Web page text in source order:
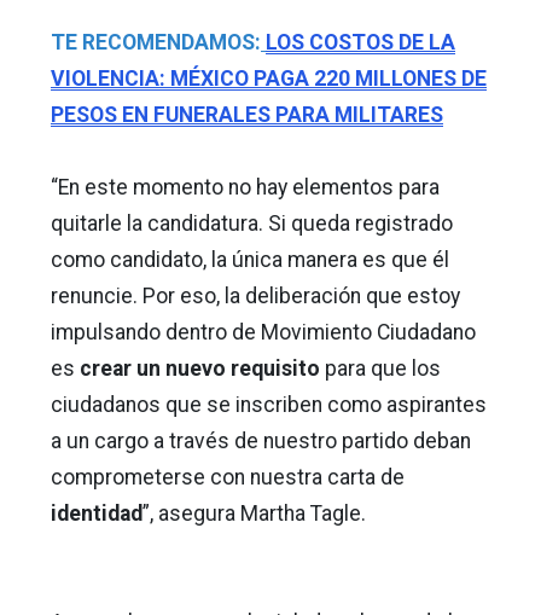
TE RECOMENDAMOS: LOS COSTOS DE LA
VIOLENCIA: MÉXICO PAGA 220 MILLONES DE
PESOS EN FUNERALES PARA MILITARES
“En este momento no hay elementos para
quitarle la candidatura. Si queda registrado
como candidato, la única manera es que él
renuncie. Por eso, la deliberación que estoy
impulsando dentro de Movimiento Ciudadano
es crear un nuevo requisito para que los
ciudadanos que se inscriben como aspirantes
a un cargo a través de nuestro partido deban
comprometerse con nuestra carta de
identidad”, asegura Martha Tagle.